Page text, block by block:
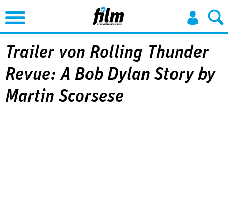
Jump to Navigation
Trailer von Rolling Thunder
Revue: A Bob Dylan Story by
Martin Scorsese